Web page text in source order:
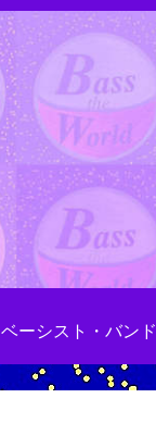
ベーシスト・バンド